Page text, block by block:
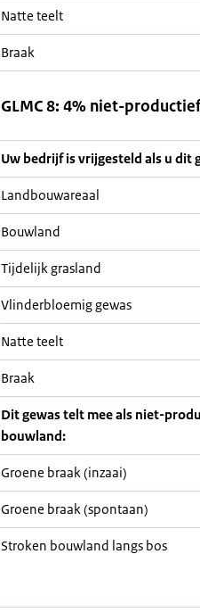
Natte teelt
Braak
GLMC 8: 4% niet-
Uw bedrijf is vrijgesteld als u dit
Landbouwareaal
Bouwland
Tijdelijk grasland
Vlinderbloemig gewas
Natte teelt
Braak
Dit gewas telt mee als niet-
bouwland:
Groene braak (inzaai)
Groene braak (spontaan)
Stroken bouwland langs bos